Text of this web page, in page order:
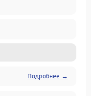
Подробнее →